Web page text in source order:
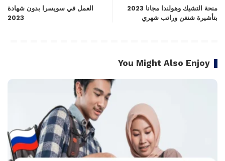
منحة التشيك وهولندا مجانا 2023
بتأشيرة شنغن وراتب شهري
العمل في سويسرا بدون شهادة
2023
You Might Also Enjoy